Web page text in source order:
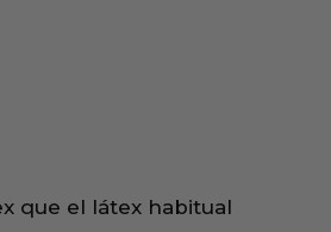
que el látex habitual